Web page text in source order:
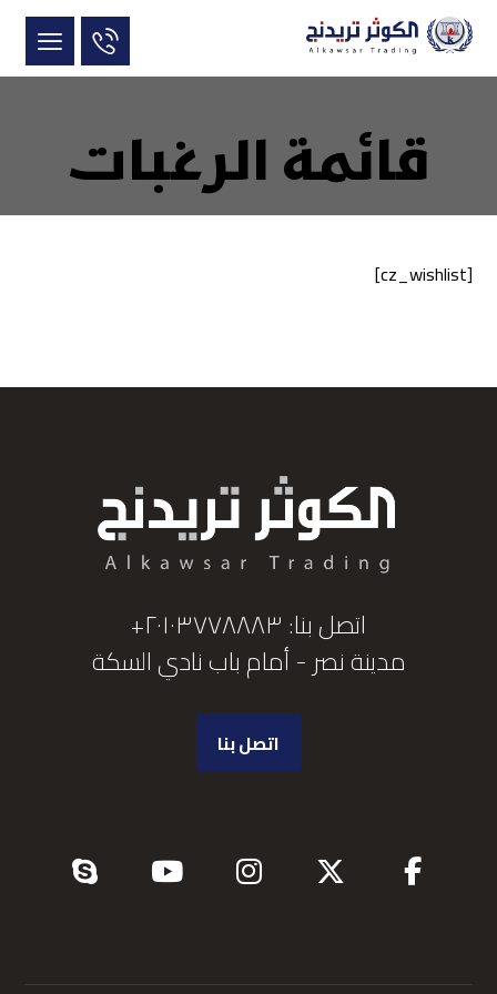
قائمة الرغبات
[cz_wishlist]
اتصل بنا: ٢٠١٠٣٧٧٨٨٨٣+
مدينة نصر - أمام باب نادي السكة
اتصل بنا